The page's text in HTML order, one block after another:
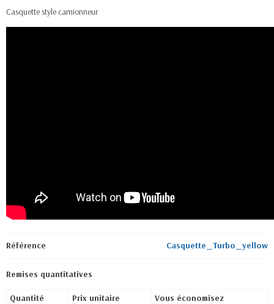
Casquette style camionneur
Référence Casquette_Turbo_yellow
Remises quantitatives
Quantité Prix unitaire
Vous économisez